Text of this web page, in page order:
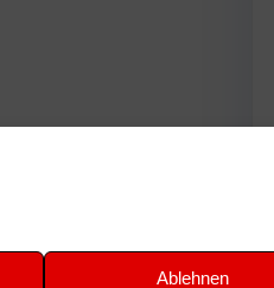
Ablehnen